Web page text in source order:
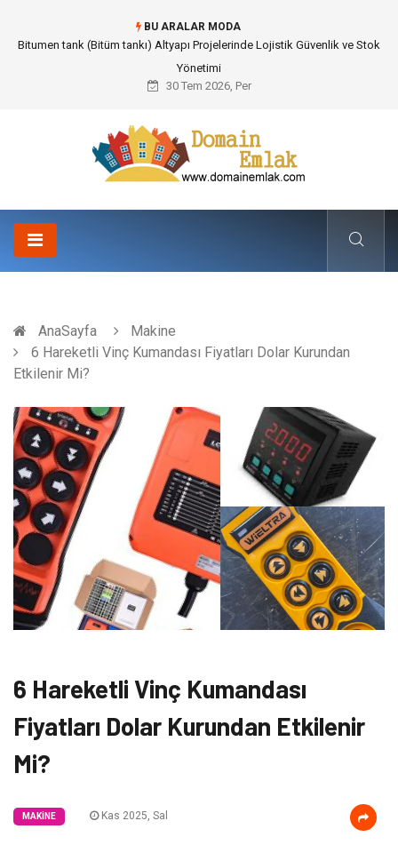
BU ARALAR MODA
Güvenilir Chip Satışı: Kesintisiz Poker Deneyimi İçin Profesyonel Destek
30 Tem 2026, Per
AnaSayfa
Makine
6 Hareketli Vinç Kumandası Fiyatları Dolar Kurundan
Etkilenir Mi?
6 Hareketli Vinç Kumandası
Fiyatları Dolar Kurundan Etkilenir
Mi?
MAKINE Kas 2025, Sal